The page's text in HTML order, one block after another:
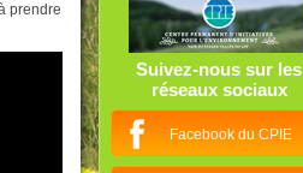
prendre
Suivez-nous sur les
réseaux sociaux
Facebook du CPIE